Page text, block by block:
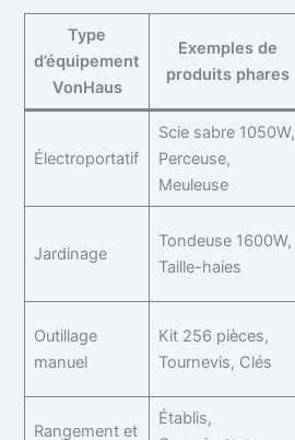
Type
d’équipement
VonHaus
Exemples de
produits phares
Électroportatif
Scie sabre 1050W,
Perceuse,
Meuleuse
Jardinage
Tondeuse 1600W,
Taille-haies
Outillage
manuel
Kit 256 pièces,
Tournevis, Clés
Rangement et
Établis,